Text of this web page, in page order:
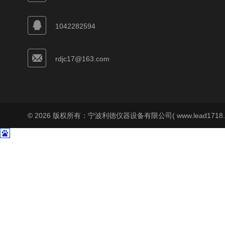
1042282594
rdjc17@163.com
© 2026 版权所有：宁波利德仪器设备有限公司(